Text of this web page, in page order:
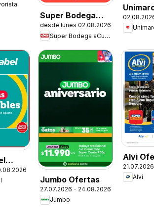
Super Bodega
aCuenta Ofertas
desde lunes 02.08.2026
Super Bodega aCuenta
Jumbo Ofertas
27.07.2026 - 24.08.2026
Jumbo
Alvi
Alvi